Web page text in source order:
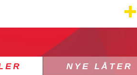
NYE LÅTER